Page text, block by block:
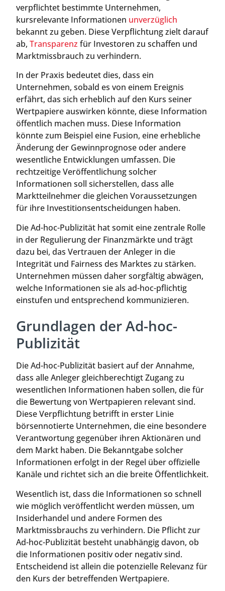
verpflichtet bestimmte Unternehmen,
kursrelevante Informationen unverzüglich
bekannt zu geben. Diese Verpflichtung zielt darauf
ab, Transparenz für Investoren zu schaffen und
Marktmissbrauch zu verhindern.
In der Praxis bedeutet dies, dass ein
Unternehmen, sobald es von einem Ereignis
erfährt, das sich erheblich auf den Kurs seiner
Wertpapiere auswirken könnte, diese Information
öffentlich machen muss. Diese Information
könnte zum Beispiel eine Fusion, eine erhebliche
Änderung der Gewinnprognose oder andere
wesentliche Entwicklungen umfassen. Die
rechtzeitige Veröffentlichung solcher
Informationen soll sicherstellen, dass alle
Marktteilnehmer die gleichen Voraussetzungen
für ihre Investitionsentscheidungen haben.
Die Ad-hoc-Publizität hat somit eine zentrale Rolle
in der Regulierung der Finanzmärkte und trägt
dazu bei, das Vertrauen der Anleger in die
Integrität und Fairness des Marktes zu stärken.
Unternehmen müssen daher sorgfältig abwägen,
welche Informationen sie als ad-hoc-pflichtig
einstufen und entsprechend kommunizieren.
Grundlagen der Ad-hoc-
Publizität
Die Ad-hoc-Publizität basiert auf der Annahme,
dass alle Anleger gleichberechtigt Zugang zu
wesentlichen Informationen haben sollen, die für
die Bewertung von Wertpapieren relevant sind.
Diese Verpflichtung betrifft in erster Linie
börsennotierte Unternehmen, die eine besondere
Verantwortung gegenüber ihren Aktionären und
dem Markt haben. Die Bekanntgabe solcher
Informationen erfolgt in der Regel über offizielle
Kanäle und richtet sich an die breite Öffentlichkeit.
Wesentlich ist, dass die Informationen so schnell
wie möglich veröffentlicht werden müssen, um
Insiderhandel und andere Formen des
Marktmissbrauchs zu verhindern. Die Pflicht zur
Ad-hoc-Publizität besteht unabhängig davon, ob
die Informationen positiv oder negativ sind.
Entscheidend ist allein die potenzielle Relevanz für
den Kurs der betreffenden Wertpapiere.